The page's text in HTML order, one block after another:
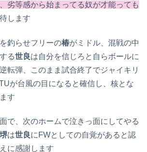
劣等感から始まってる奴が才能っても
します
釣らせフリーの椿がミドル、混戦の中
る世良は自分を信じろと自らボールに
転弾、このまま試合終了でジャイキリ
が台風の目になると確信し、核とな
す
で、次のホームで泣きっ面にしてやる
堺は世良にFWとしての自覚があると認
に感謝します